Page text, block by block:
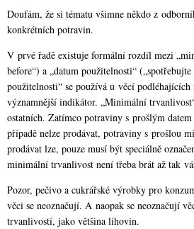
Doufám, že si tématu všimne někdo z
konkrétních potravin.
V prvé řadě existuje formální rozdíl mezi
before“) a „datum použitelnosti“
použitelnosti“ se používá u věcí
významnější indikátor. „Minimální
ostatních. Zatímco potraviny s prošlým
případě nelze prodávat, potraviny s prošlou
prodávat lze, pouze musí být speciálně
minimální trvanlivost není třeba brát až tak
Pozor, pečivo a cukrářské výrobky pro
věci se neoznačují. A naopak se neoznačují
trvanlivostí, jako většina lihovin.